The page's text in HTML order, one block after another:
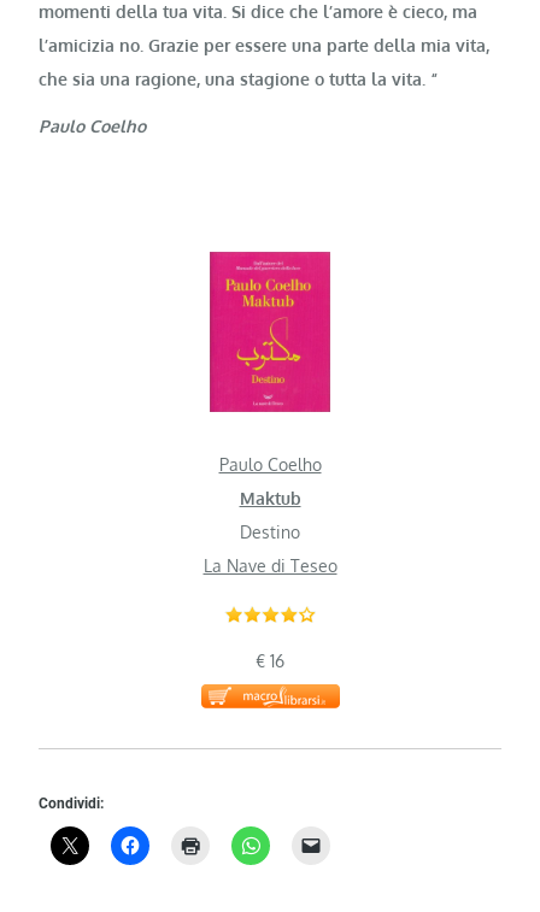
momenti della tua vita. Si dice che l’amore è cieco, ma
l’amicizia no. Grazie per essere una parte della mia vita,
che sia una ragione, una stagione o tutta la vita. “
Paulo Coelho
Paulo Coelho
Maktub
Destino
La Nave di Teseo
€ 16
Condividi: